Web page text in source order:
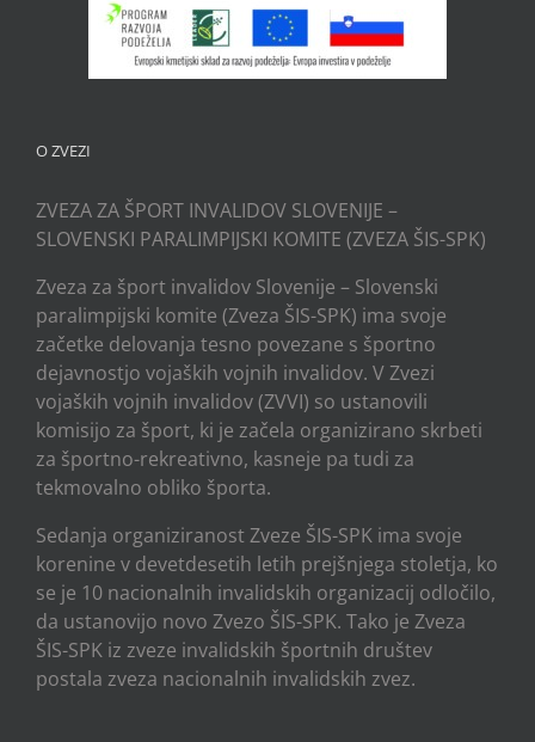
O ZVEZI
ZVEZA ZA ŠPORT INVALIDOV SLOVENIJE –
SLOVENSKI PARALIMPIJSKI KOMITE (ZVEZA ŠIS-SPK)
Zveza za šport invalidov Slovenije – Slovenski
paralimpijski komite (Zveza ŠIS-SPK) ima svoje
začetke delovanja tesno povezane s športno
dejavnostjo vojaških vojnih invalidov. V Zvezi
vojaških vojnih invalidov (ZVVI) so ustanovili
komisijo za šport, ki je začela organizirano skrbeti
za športno-rekreativno, kasneje pa tudi za
tekmovalno obliko športa.
Sedanja organiziranost Zveze ŠIS-SPK ima svoje
korenine v devetdesetih letih prejšnjega stoletja, ko
se je 10 nacionalnih invalidskih organizacij odločilo,
da ustanovijo novo Zvezo ŠIS-SPK. Tako je Zveza
ŠIS-SPK iz zveze invalidskih športnih društev
postala zveza nacionalnih invalidskih zvez.